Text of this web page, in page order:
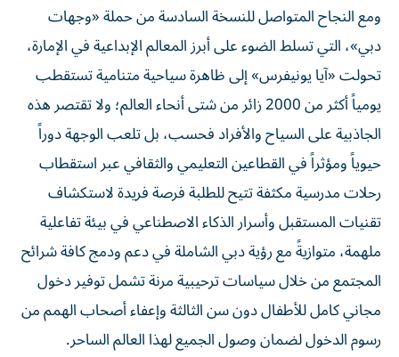
ومع النجاح المتواصل للنسخة السادسة من حملة «وجهات
دبي»، التي تسلط الضوء على أبرز المعالم الإبداعية في الإمارة،
تحولت «آيا يونيفرس» إلى ظاهرة سياحية متنامية تستقطب
يومياً أكثر من 2000 زائر من شتى أنحاء العالم؛ ولا تقتصر هذه
الجاذبية على السياح والأفراد فحسب، بل تلعب الوجهة دوراً
حيوياً ومؤثراً في القطاعين التعليمي والثقافي عبر استقطاب
رحلات مدرسية مكثفة تتيح للطلبة فرصة فريدة لاستكشاف
تقنيات المستقبل وأسرار الذكاء الاصطناعي في بيئة تفاعلية
ملهمة، متوازيةً مع رؤية دبي الشاملة في دعم ودمج كافة شرائح
المجتمع من خلال سياسات ترحيبية مرنة تشمل توفير دخول
مجاني كامل للأطفال دون سن الثالثة وإعفاء أصحاب الهمم من
رسوم الدخول لضمان وصول الجميع لهذا العالم الساحر.